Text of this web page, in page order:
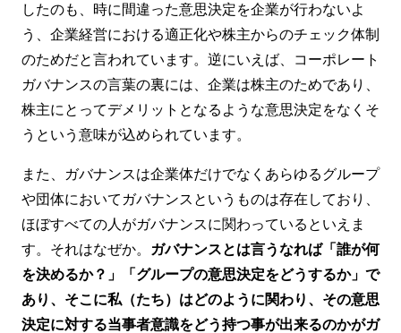
したのも、時に間違った意思決定を企業が行わないよ
う、企業経営における適正化や株主からのチェック体制
のためだと言われています。逆にいえば、コーポレート
ガバナンスの言葉の裏には、企業は株主のためであり、
株主にとってデメリットとなるような意思決定をなくそ
うという意味が込められています。
また、ガバナンスは企業体だけでなくあらゆるグループ
や団体においてガバナンスというものは存在しており、
ほぼすべての人がガバナンスに関わっているといえま
す。それはなぜか。 ガバナンスとは言うなれば「誰が何
を決めるか？」「グループの意思決定をどうするか」で
あり、そこに私（たち）はどのように関わり、その意思
決定に対する当事者意識をどう持つ事が出来るのかがガ